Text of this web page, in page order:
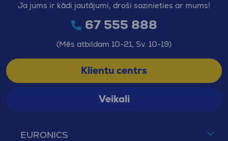
EURONICS
Ja jums ir kādi jautājumi, droši sazinieties ar mums!
67 555 888
(Mēs atbildam 10-21, Sv. 10-19)
Klientu centrs
Veikali